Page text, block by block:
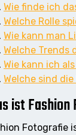
Wie finde ich
Welche Rolle
Wie kann man
Welche Trends
Wie kann ich
Welche sind
ist
Fotografie